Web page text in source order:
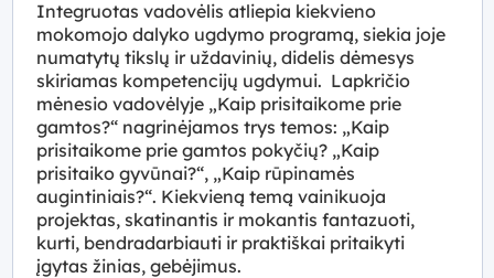
Integruotas vadovėlis atliepia kiekvieno
mokomojo dalyko ugdymo programą, siekia joje
numatytų tikslų ir uždavinių, didelis dėmesys
skiriamas kompetencijų ugdymui. Lapkričio
mėnesio vadovėlyje „Kaip prisitaikome prie
gamtos?“ nagrinėjamos trys temos: „Kaip
prisitaikome prie gamtos pokyčių? „Kaip
prisitaiko gyvūnai?“, „Kaip rūpinamės
augintiniais?“. Kiekvieną temą vainikuoja
projektas, skatinantis ir mokantis fantazuoti,
kurti, bendradarbiauti ir praktiškai pritaikyti
įgytas žinias, gebėjimus.